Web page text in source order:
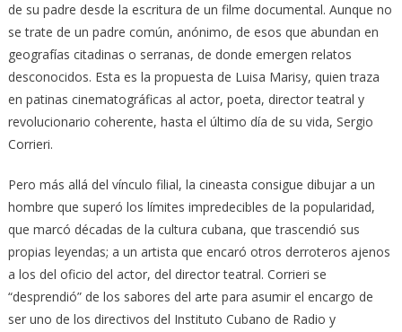
de su padre desde la escritura de un filme documental. Aunque no
se trate de un padre común, anónimo, de esos que abundan en
geografías citadinas o serranas, de donde emergen relatos
desconocidos. Esta es la propuesta de Luisa Marisy, quien traza
en patinas cinematográficas al actor, poeta, director teatral y
revolucionario coherente, hasta el último día de su vida, Sergio
Corrieri.
Pero más allá del vínculo filial, la cineasta consigue dibujar a un
hombre que superó los límites impredecibles de la popularidad,
que marcó décadas de la cultura cubana, que trascendió sus
propias leyendas; a un artista que encaró otros derroteros ajenos
a los del oficio del actor, del director teatral. Corrieri se
“desprendió” de los sabores del arte para asumir el encargo de
ser uno de los directivos del Instituto Cubano de Radio y